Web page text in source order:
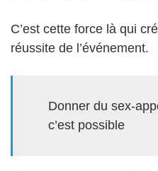
C’est cette force là qui
réussite de l’événement.
Donner du sex-
c’est possible